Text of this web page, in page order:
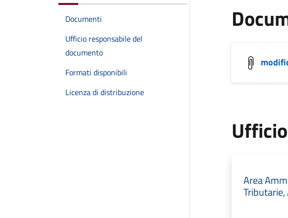
Documenti
Ufficio responsabile del
documento
Formati disponibili
Licenza di distribuzione
Area